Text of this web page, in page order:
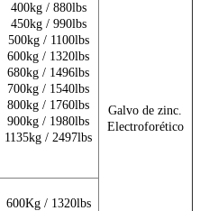
Galvo de zinc.
Electroforético
400kg / 880lbs
450kg / 990lbs
500kg / 1100lbs
600kg / 1320lbs
680kg / 1496lbs
700kg / 1540lbs
800kg / 1760lbs
900kg / 1980lbs
1135kg / 2497lbs
600Kg / 1320lbs